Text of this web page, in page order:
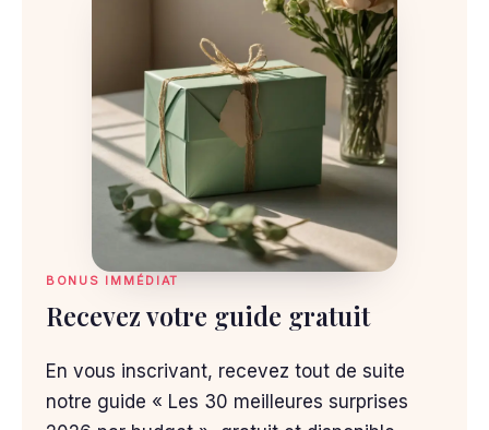
BONUS IMMÉDIAT
Recevez votre guide gratuit
En vous inscrivant, recevez tout de suite
notre guide « Les 30 meilleures surprises